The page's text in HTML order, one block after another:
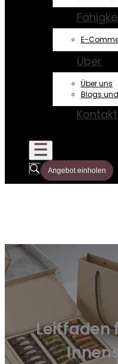
E-
Über
Über uns
Blogs
Kontakt
Angebot einholen
Leitfaden